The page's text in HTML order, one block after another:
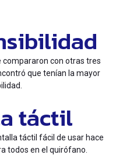
compararon con otras tres
que tenían la mayor
táctil
táctil fácil de usar hace
todos en el quirófano.